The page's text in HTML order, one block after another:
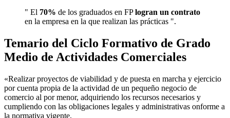
" El 70% de los graduados en FPlogran un contrato
en la empresa en la que realizan las prácticas ".
Temario del Ciclo Formativo de Grado
Medio de Actividades Comerciales
«Realizar proyectos de viabilidad y de puesta en marcha y ejercicio
por cuenta propia de la actividad de un pequeño negocio de
comercio al por menor, adquiriendo los recursos necesarios y
cumpliendo con las obligaciones legales y administrativas onforme a
la normativa vigente.